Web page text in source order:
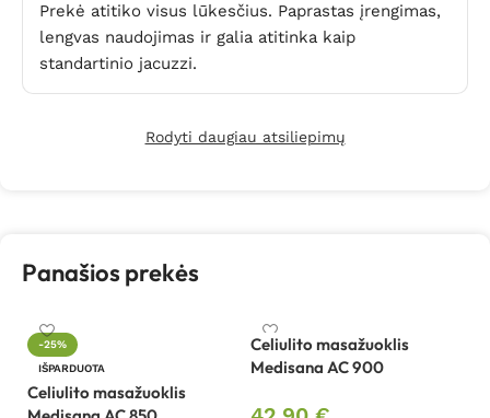
Prekė atitiko visus lūkesčius. Paprastas įrengimas,
lengvas naudojimas ir galia atitinka kaip
standartinio jacuzzi.
Rodyti daugiau atsiliepimų
Panašios prekės
-25%
IŠPARDUOTA
Celiulito masažuoklis
Celiulito masažuoklis
Medisana AC 900